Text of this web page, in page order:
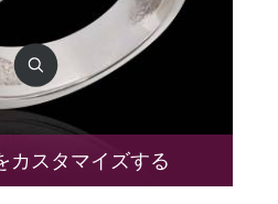
カスタマイズする